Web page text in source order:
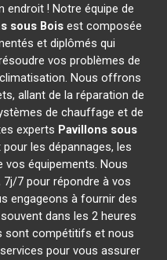
endroit ! Notre équipe de
sous Boisest composée
et diplômés qui
vos problèmes de
Nous offrons
allant de la réparation de
de chauffage et de
experts Pavillons sous
les dépannages, les
vos équipements. Nous
7 pour répondre à vos
engageons à fournir des
dans les 2 heures
sont compétitifs et nous
pour vous assurer